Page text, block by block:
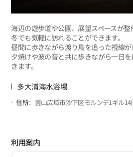
海辺の遊歩道や公園、展望スペースが整
冬でも気軽に訪れることができます。
昼間に歩きながら渡り鳥を追った視線が
夕焼けや波の音と共に歩きながら一日
きます。
多大浦海水浴場
住所：釜山広域市沙下区モルンデ1ギル
利用案内